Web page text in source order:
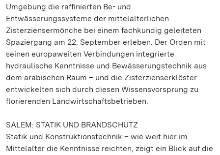
Umgebung die raffinierten Be- und
Entwässerungssysteme der mittelalterlichen
Zisterziensermönche bei einem fachkundig geleiteten
Spaziergang am 22. September erleben. Der Orden mit
seinen europaweiten Verbindungen integrierte
hydraulische Kenntnisse und Bewässerungstechnik aus
dem arabischen Raum – und die Zisterzienserklöster
entwickelten sich durch diesen Wissensvorsprung zu
florierenden Landwirtschaftsbetrieben.
SALEM: STATIK UND BRANDSCHUTZ
Statik und Konstruktionstechnik – wie weit hier im
Mittelalter die Kenntnisse reichten, zeigt ein Blick auf die